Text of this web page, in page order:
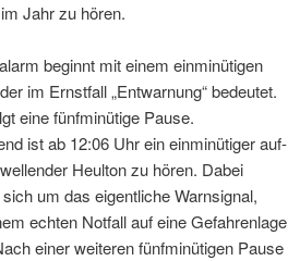
Jahr zu hören.
beginnt mit einem einminütigen
im Ernstfall „Entwarnung“ bedeutet.
eine fünfminütige Pause.
ist ab 12:06 Uhr ein einminütiger auf-
Heulton zu hören. Dabei
um das eigentliche Warnsignal,
echten Notfall auf eine Gefahrenlage
einer weiteren fünfminütigen Pause